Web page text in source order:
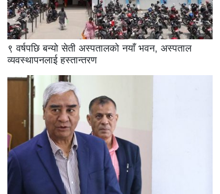
९ वर्षपछि बन्यो सेती अस्पतालको नयाँ भवन, अस्पताल
व्यवस्थापनलाई हस्तान्तरण